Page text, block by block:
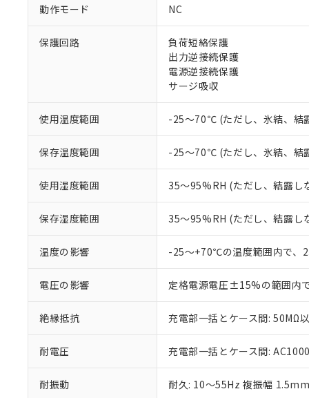
動作モード NC
保護回路
負荷短絡保護
出力逆接続保護
電源逆接続保護
サージ吸収
使用温度範囲 -25～70℃ (ただし、氷結、結
保存温度範囲 -25～70℃ (ただし、氷結、結
使用湿度範囲 35～95%RH (ただし、結露し
保存湿度範囲 35～95%RH (ただし、結露し
温度の影響 -25～+70℃の温度範囲内で
電圧の影響 定格電源電圧±15%の範囲内
絶縁抵抗 充電部一括とケース間: 50MΩ
耐電圧 充電部一括とケース間:
耐振動 耐久: 10～55Hz 複振幅
以下の条件をお読
当社制御機
在庫状況お
のであり、
正式な納期
当社販売員
オムロン制御
在庫状況お
す。
ている必要
お客様が当
さい。
※当社の共同
いる法人を
仕入先様の事情に
があります。
*EU RoHS指令（10物質
フタル酸ビス(2-エチル
ル（DBP） 1000ppm以
但し、RoHS指令で産業
フタル酸エステル類の
※2 対応予定月
部品在庫の切り替
下記の非含有証明
EU RoHS指令（
51物質の非含有証
※本証明書は発行
混在することから
既に当社にて対応
※1 中国
「○」：最大均質
「×」：最大均質
Pb(鉛) :1000ppm、 Hg(
DEHP(フタル酸ビス(2-
※2 環境保護使
「ｅ」：有害物質
「10」：通常の使
味します。
などの必要
当社は規制
当社は貴社
置等に一切使
また当社は
たしません。
号
○ 一定数
△ 一定数
－
在庫な
機器販
空
白
受注生